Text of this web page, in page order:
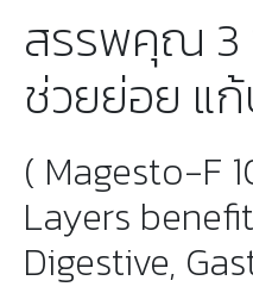
สรรพคุณ 3
ช่วยย่อย แ
( Magesto-F
Layers
Digestive,